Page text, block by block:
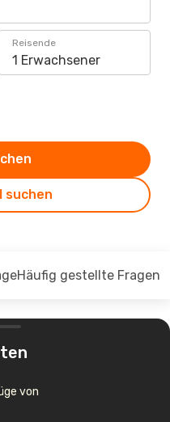
Reisende
1 Erwachsener
suchen
Häufig gestellte Fragen
von